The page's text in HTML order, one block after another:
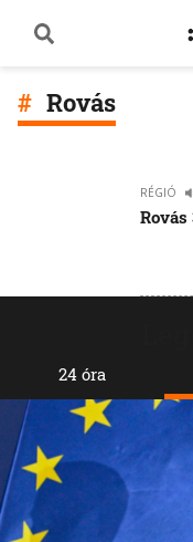
Rovás
RÉGIÓ
Rovás
24 óra